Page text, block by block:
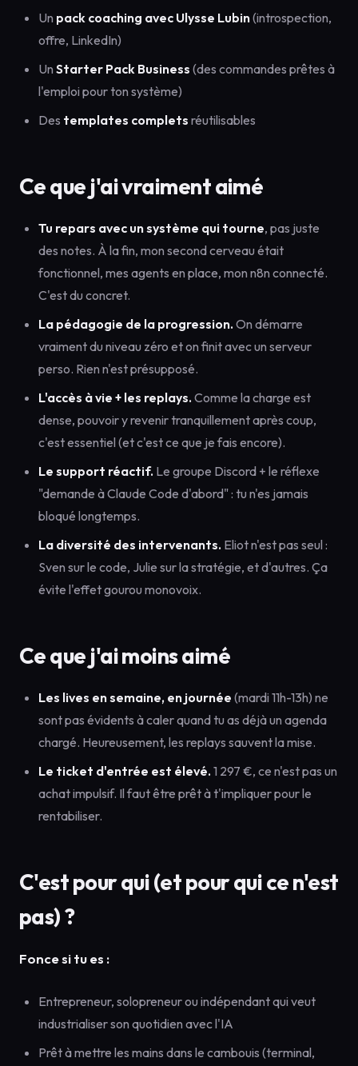
Un pack coaching avec Ulysse Lubin(introspection,
offre, LinkedIn)
Un Starter Pack Business (des commandes prêtes à
l'emploi pour ton système)
Des templates complets réutilisables
Ce que j'ai vraiment aimé
Tu repars avec un système qui tourne, pas juste
des notes. À la fin, mon second cerveau était
fonctionnel, mes agents en place, mon n8n connecté.
C'est du concret.
La pédagogie de la progression. On démarre
vraiment du niveau zéro et on finit avec un serveur
perso. Rien n'est présupposé.
L'accès à vie + les replays. Comme la charge est
dense, pouvoir y revenir tranquillement après coup,
c'est essentiel (et c'est ce que je fais encore).
Le support réactif. Le groupe Discord + le réflexe
"demande à Claude Code d'abord" : tu n'es jamais
bloqué longtemps.
La diversité des intervenants. Eliot n'est pas seul :
Sven sur le code, Julie sur la stratégie, et d'autres. Ça
évite l'effet gourou monovoix.
Ce que j'ai moins aimé
Les lives en semaine, en journée (mardi 11h-13h) ne
sont pas évidents à caler quand tu as déjà un agenda
chargé. Heureusement, les replays sauvent la mise.
Le ticket d'entrée est élevé. 1 297 €, ce n'est pas un
achat impulsif. Il faut être prêt à t'impliquer pour le
rentabiliser.
C'est pour qui (et pour qui ce n'est
pas) ?
Fonce si tu es :
Entrepreneur, solopreneur ou indépendant qui veut
industrialiser son quotidien avec l'IA
Prêt à mettre les mains dans le cambouis (terminal,